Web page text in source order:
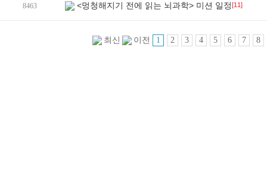
8463 <멍청해지기 전에 읽는 뇌과학> 미션 일정[11]
최신 이전 1 2 3 4 5 6 7 8